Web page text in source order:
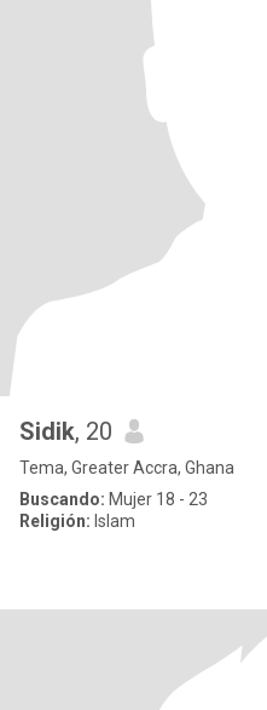
Sidik, 20
Tema, Greater Accra, Ghana
Buscando: Mujer 18 - 23
Religión: Islam